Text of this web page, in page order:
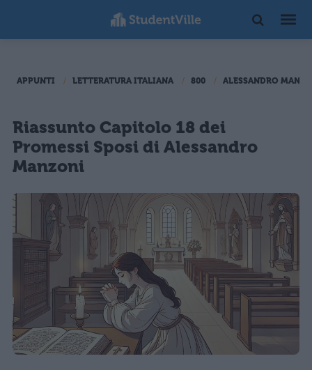
APPUNTI LETTERATURA ITALIANA 800 ALESSANDRO
Riassunto Capitolo 18 dei
Promessi Sposi di Alessandro
Manzoni